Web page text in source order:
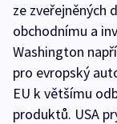
ze zveřejněných
obchodnímu a
Washington
pro evropský
EU k většímu
produktů. USA